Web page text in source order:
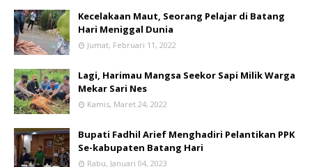
Kecelakaan Maut, Seorang Pelajar di Batang
Hari Meniggal Dunia
Jumat, Februari 11, 2022
Lagi, Harimau Mangsa Seekor Sapi Milik Warga
Mekar Sari Nes
Kamis, Maret 24, 2022
Bupati Fadhil Arief Menghadiri Pelantikan PPK
Se-kabupaten Batang Hari
Rabu, Januari 04, 2023